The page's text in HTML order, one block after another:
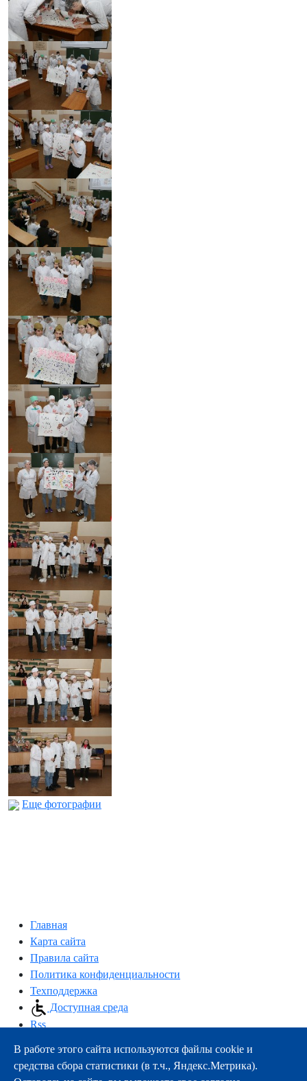
Еще фотографии
Главная
Карта сайта
Правила сайта
Политика конфиденциальности
Техподдержка
Доступная среда
Rss
163000, г.Архангельск, пр-т Троицкий, 51
тел.:+7 (8182) 21-11-63
В работе этого сайта используются файлы cookie и
средства сбора статистики (в т.ч., Яндекс.Метрика).